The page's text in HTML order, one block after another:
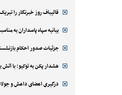
قالیباف روز خبرنگار را
بیانیه سپاه پاسداران به
جزئیات صدور احکام
هشدار پکن به توکیو: با آتش
درگیری اعضای داعش و